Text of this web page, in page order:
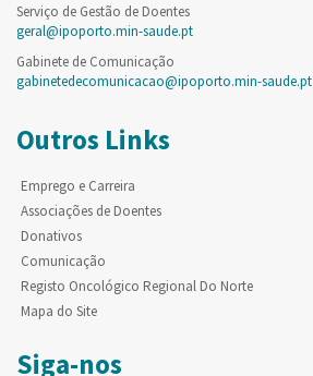
Serviço de Gestão de Doentes
geral@ipoporto.min-saude.pt
Gabinete de Comunicação
gabinetedecomunicacao@ipoporto.min-saude.pt
Outros Links
Emprego e Carreira
Associações de Doentes
Donativos
Comunicação
Registo Oncológico Regional Do Norte
Mapa do Site
Siga-nos